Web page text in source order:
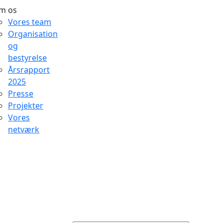
os
Vores team
Organisation
og
bestyrelse
Årsrapport
2025
Presse
Projekter
Vores
netværk